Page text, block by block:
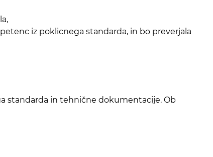
iz poklicnega standarda, in bo preverjala
standarda in tehnične dokumentacije. Ob